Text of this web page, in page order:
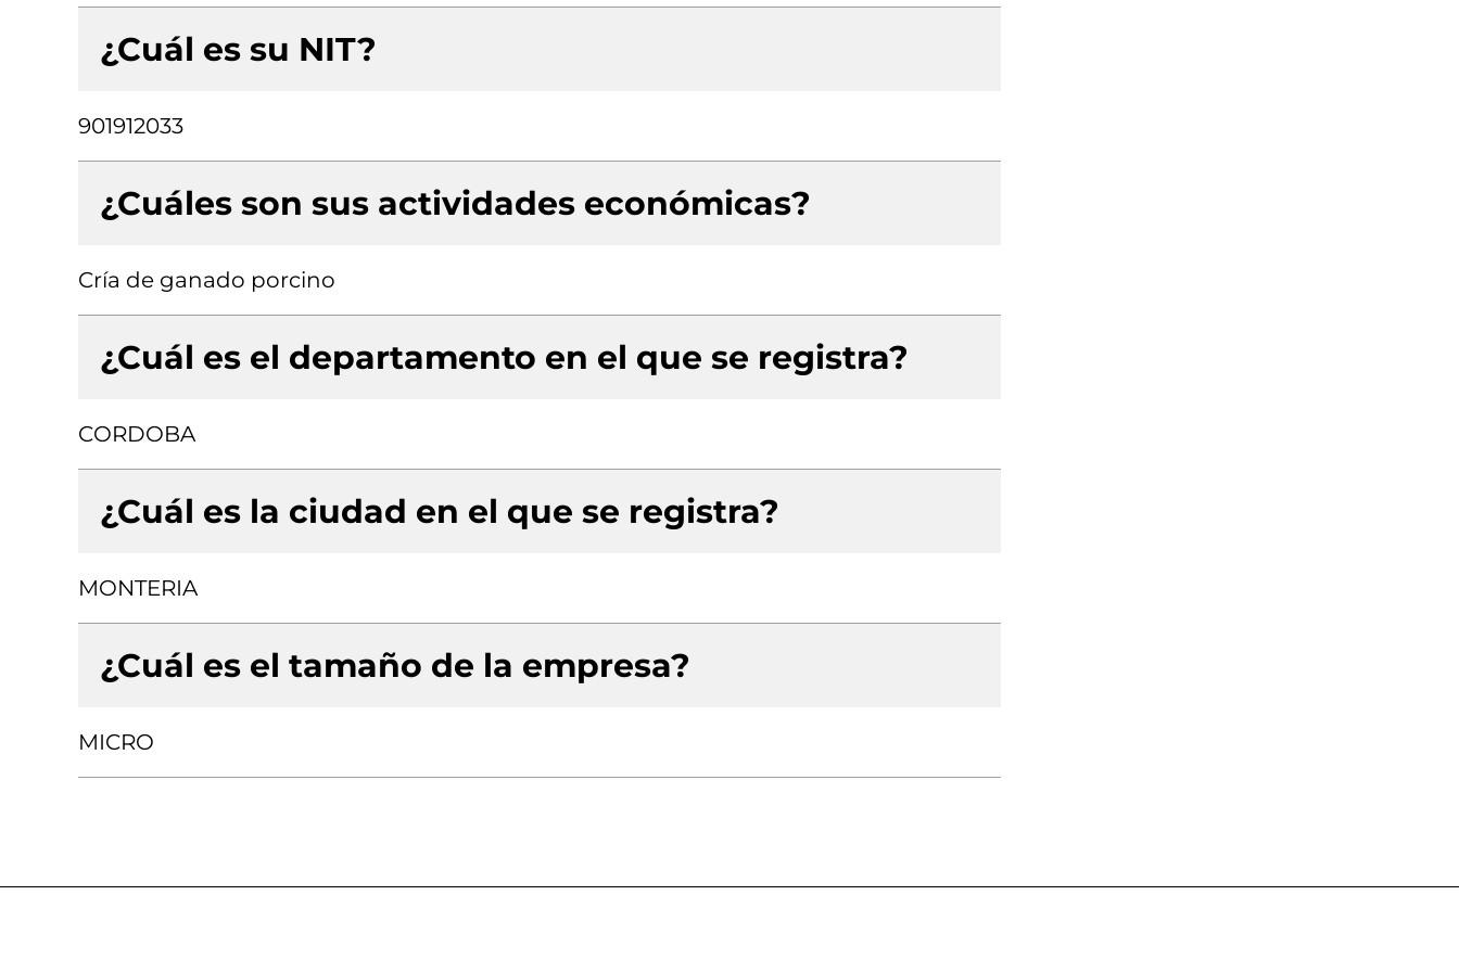
¿Cuál es su NIT?
901912033
¿Cuáles son sus actividades económicas?
Cría de ganado porcino
¿Cuál es el departamento en el que se registra?
CORDOBA
¿Cuál es la ciudad en el que se registra?
MONTERIA
¿Cuál es el tamaño de la empresa?
MICRO